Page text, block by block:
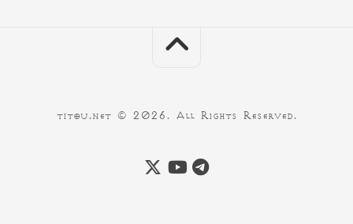
titou.net © 2026. All Rights Reserved.